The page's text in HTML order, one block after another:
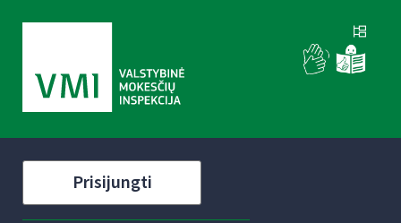
Prisijungti